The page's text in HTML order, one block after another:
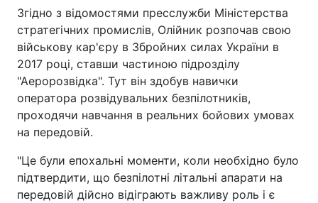
Згідно з відомостями пресслужби Міністерства
стратегічних промислів, Олійник розпочав свою
військову кар'єру в Збройних силах України в
2017 році, ставши частиною підрозділу
"Аеророзвідка". Тут він здобув навички
оператора розвідувальних безпілотників,
проходячи навчання в реальних бойових умовах
на передовій.
"Це були епохальні моменти, коли необхідно було
підтвердити, що безпілотні літальні апарати на
передовій дійсно відіграють важливу роль і є